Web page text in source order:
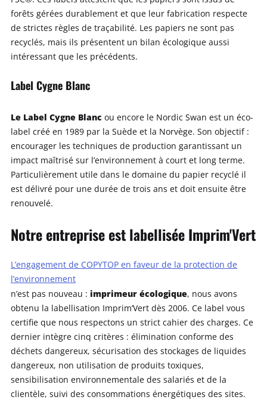
forêts gérées durablement et que leur fabrication respecte
de strictes règles de traçabilité. Les papiers ne sont pas
recyclés, mais ils présentent un bilan écologique aussi
intéressant que les précédents.
Label Cygne Blanc
Le Label Cygne Blanc ou encore le Nordic Swan est un éco-
label créé en 1989 par la Suède et la Norvège. Son objectif :
encourager les techniques de production garantissant un
impact maîtrisé sur l’environnement à court et long terme.
Particulièrement utile dans le domaine du papier recyclé il
est délivré pour une durée de trois ans et doit ensuite être
renouvelé.
Notre entreprise est labellisée Imprim'Vert
L’engagement de COPYTOP en faveur de la protection de
l’environnement
n’est pas nouveau : imprimeur écologique, nous avons
obtenu la labellisation Imprim’Vert dès 2006. Ce label vous
certifie que nous respectons un strict cahier des charges. Ce
dernier intègre cinq critères : élimination conforme des
déchets dangereux, sécurisation des stockages de liquides
dangereux, non utilisation de produits toxiques,
sensibilisation environnementale des salariés et de la
clientèle, suivi des consommations énergétiques des sites.